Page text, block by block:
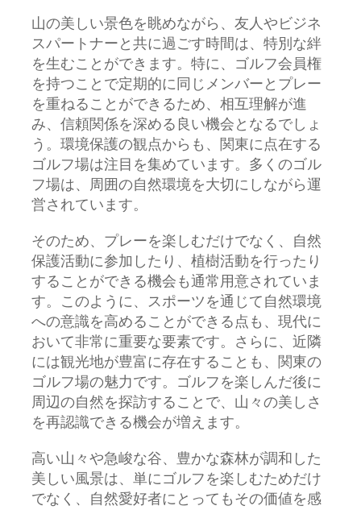
山の美しい景色を眺めながら、友人やビジネ
スパートナーと共に過ごす時間は、特別な絆
を生むことができます。特に、ゴルフ会員権
を持つことで定期的に同じメンバーとプレー
を重ねることができるため、相互理解が進
み、信頼関係を深める良い機会となるでしょ
う。環境保護の観点からも、関東に点在する
ゴルフ場は注目を集めています。多くのゴル
フ場は、周囲の自然環境を大切にしながら運
営されています。
そのため、プレーを楽しむだけでなく、自然
保護活動に参加したり、植樹活動を行ったり
することができる機会も通常用意されていま
す。このように、スポーツを通じて自然環境
への意識を高めることができる点も、現代に
おいて非常に重要な要素です。さらに、近隣
には観光地が豊富に存在することも、関東の
ゴルフ場の魅力です。ゴルフを楽しんだ後に
周辺の自然を探訪することで、山々の美しさ
を再認識できる機会が増えます。
高い山々や急峻な谷、豊かな森林が調和した
美しい風景は、単にゴルフを楽しむためだけ
でなく、自然愛好者にとってもその価値を感